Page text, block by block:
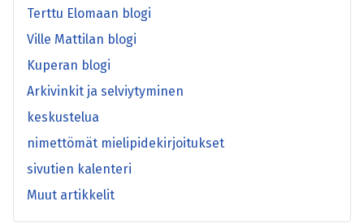
Terttu Elomaan blogi
Ville Mattilan blogi
Kuperan blogi
Arkivinkit ja selviytyminen
keskustelua
nimettömät mielipidekirjoitukset
sivutien kalenteri
Muut artikkelit